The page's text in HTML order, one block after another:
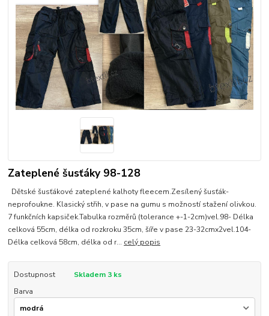
Zateplené šusťáky 98-128
Dětské šusťákové zateplené kalhoty fleecem.Zesílený šusťák-
neprofoukne. Klasický střih, v pase na gumu s možností stažení olivkou.
7 funkčních kapsiček.Tabulka rozměrů (tolerance +-1-2cm)vel.98- Délka
celková 55cm, délka od rozkroku 35cm, šíře v pase 23-32cmx2vel.104-
Délka celková 58cm, délka od r... celý popis
Dostupnost
Skladem 3 ks
Barva